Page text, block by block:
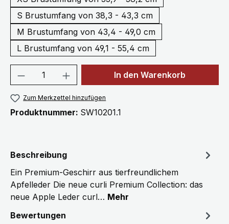
S Brustumfang von 38,3 - 43,3 cm
M Brustumfang von 43,4 - 49,0 cm
L Brustumfang von 49,1 - 55,4 cm
Produkt Anzahl: Gib denIn den Warenkorb
Zum Merkzettel hinzufügen
Produktnummer: SW10201.1
Beschreibung
Ein Premium-Geschirr aus tierfreundlichem
Apfelleder Die neue curli Premium Collection: das
neue Apple Leder curl… Mehr
Bewertungen